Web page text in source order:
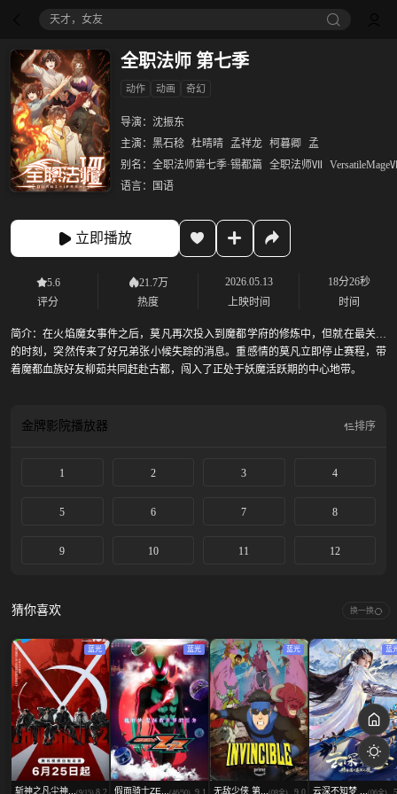
天才，女友
全职法师 第七季
动作 动画 奇幻
导演： 沈振东
主演： 黑石稔 杜晴晴 孟祥龙 柯暮卿
孟
别名： 全职法师第七季·锡都篇 全职法师Ⅶ
语言：
国语
立即播放
5.6
评分
21.7万
热度
2026.05.13
上映时间
18分26秒
时间
简介：在火焰魔女事件之后，莫凡再次投入到魔都学府的修炼中，但就在最关键
的时刻，突然传来了好兄弟张小候失踪的消息。重感情的莫凡立即停止赛程，带
着魔都血族好友柳茹共同赶赴古都，闯入了正处于妖魔活跃期的中心地带。
金牌影院播放器 排序
1 2 3 4
5 6 7 8
9 10 11 12
猜你喜欢 换一换
蓝光
斩神之凡尘神... 8.2
蓝光
假面骑士ZE... 9.1
蓝光
无敌少侠 第... 9.0
蓝
云深不知梦 ...